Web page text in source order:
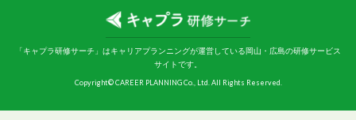
「キャプラ研修サーチ」はキャリアプランニングが運営している岡山・広島の研修サービス
サイトです。
Copyright© CAREER PLANNING Co., Ltd. All Rights Reserved.